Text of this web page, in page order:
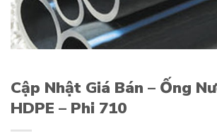
Cập Nhật Giá Bán – Ống
HDPE – Phi 710